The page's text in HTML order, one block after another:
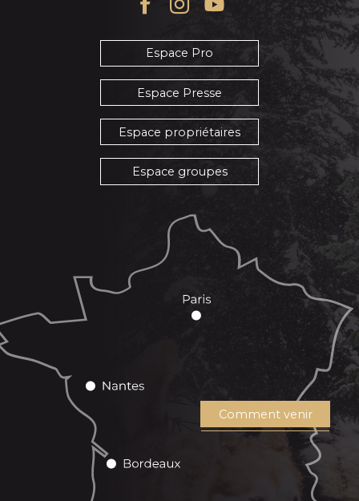
Espace Pro
Espace Presse
Espace propriétaires
Espace groupes
Comment venir